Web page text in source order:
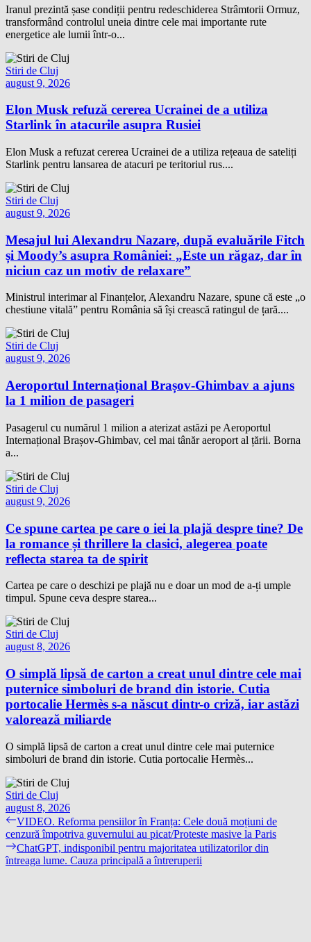
Iranul prezintă șase condiții pentru redeschiderea Strâmtorii Ormuz,
transformând controlul uneia dintre cele mai importante rute
energetice ale lumii într-o...
Stiri de Cluj
august 9, 2026
Elon Musk refuză cererea Ucrainei de a utiliza
Starlink în atacurile asupra Rusiei
Elon Musk a refuzat cererea Ucrainei de a utiliza rețeaua de sateliți
Starlink pentru lansarea de atacuri pe teritoriul rus....
Stiri de Cluj
august 9, 2026
Mesajul lui Alexandru Nazare, după evaluările Fitch
și Moody’s asupra României: „Este un răgaz, dar în
niciun caz un motiv de relaxare”
Ministrul interimar al Finanțelor, Alexandru Nazare, spune că este „o
chestiune vitală” pentru România să își crească ratingul de țară....
Stiri de Cluj
august 9, 2026
Aeroportul Internațional Brașov-Ghimbav a ajuns
la 1 milion de pasageri
Pasagerul cu numărul 1 milion a aterizat astăzi pe Aeroportul
Internațional Brașov-Ghimbav, cel mai tânăr aeroport al țării. Borna
a...
Stiri de Cluj
august 9, 2026
Ce spune cartea pe care o iei la plajă despre tine? De
la romance și thrillere la clasici, alegerea poate
reflecta starea ta de spirit
Cartea pe care o deschizi pe plajă nu e doar un mod de a-ți umple
timpul. Spune ceva despre starea...
Stiri de Cluj
august 8, 2026
O simplă lipsă de carton a creat unul dintre cele mai
puternice simboluri de brand din istorie. Cutia
portocalie Hermès s-a născut dintr-o criză, iar astăzi
valorează miliarde
O simplă lipsă de carton a creat unul dintre cele mai puternice
simboluri de brand din istorie. Cutia portocalie Hermès...
Stiri de Cluj
august 8, 2026
Navigare
în
articole
Previous
post:
VIDEO. Reforma pensiilor în Franța: Cele două moțiuni de
cenzură împotriva guvernului au picat/Proteste masive la Paris
Next
post:
ChatGPT, indisponibil pentru majoritatea utilizatorilor din
întreaga lume. Cauza principală a întreruperii